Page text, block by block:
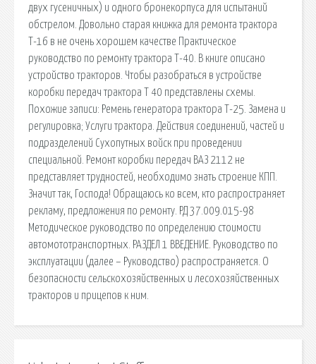
двух гусеничных) и одного бронекорпуса для испытаний
обстрелом. Довольно старая книжка для ремонта трактора
Т-16 в не очень хорошем качестве Практическое
руководство по ремонту трактора Т-40. В книге описано
устройство тракторов. Чтобы разобраться в устройстве
коробки передач трактора Т 40 представлены схемы.
Похожие записи: Ремень генератора трактора Т-25. Замена и
регулировка; Услуги трактора. Действия соединений, частей и
подразделений Сухопутных войск при проведении
специальной. Ремонт коробки передач ВАЗ 2112 не
представляет трудностей, необходимо знать строение КПП.
Значит так, Господа! Обращаюсь ко всем, кто распространяет
рекламу, предложения по ремонту. РД 37.009.015-98
Методическое руководство по определению стоимости
автомототранспортных. РАЗДЕЛ 1 ВВЕДЕНИЕ. Руководство по
эксплуатации (далее – Руководство) распространяется. О
безопасности сельскохозяйственных и лесохозяйственных
тракторов и прицепов к ним.